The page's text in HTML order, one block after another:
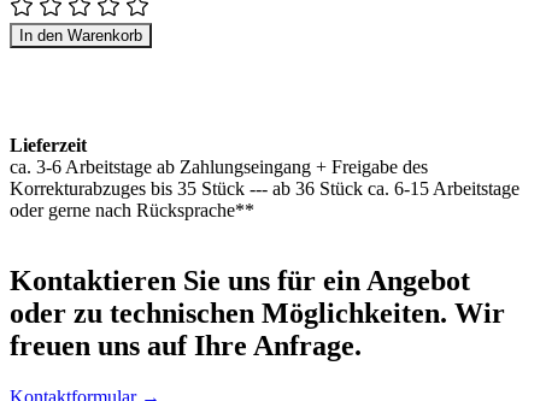
In den Warenkorb
Lieferzeit
ca. 3-6 Arbeitstage ab Zahlungseingang + Freigabe des
Korrekturabzuges bis 35 Stück --- ab 36 Stück ca. 6-15 Arbeitstage
oder gerne nach Rücksprache**
Kontaktieren Sie uns für ein Angebot
oder zu technischen Möglichkeiten. Wir
freuen uns auf Ihre Anfrage.
Kontaktformular →